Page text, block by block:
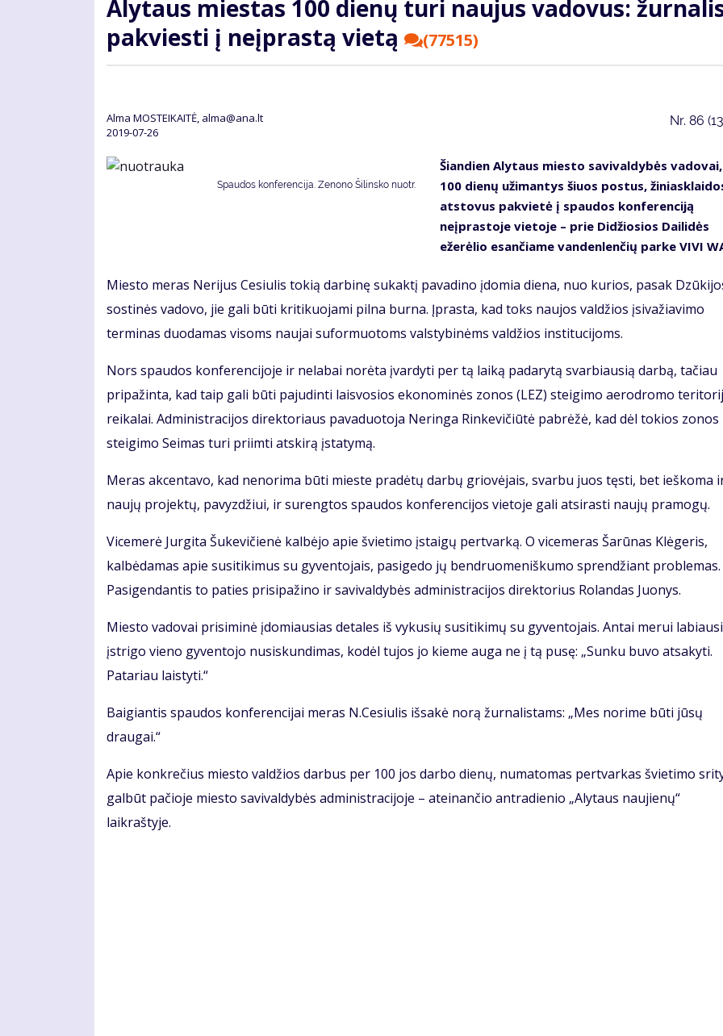
Alytaus miestas 100 dienų turi naujus vadovus:
pakviesti į neįprastą vietą
(77515)
Alma MOSTEIKAITĖ, alma@ana.lt
2019-07-26
Nr. 86
Spaudos konferencija. Zenono Šilinsko nuotr.
Šiandien Alytaus miesto savivaldybės
100 dienų užimantys šiuos postus,
atstovus pakvietė į spaudos konferenciją
neįprastoje vietoje – prie Didžiosios Dailidės
ežerėlio esančiame vandenlenčių parke VIVI
Miesto meras Nerijus Cesiulis tokią darbinę sukaktį pavadino įdomia diena, nuo kurios, pasak
sostinės vadovo, jie gali būti kritikuojami pilna burna. Įprasta, kad toks naujos valdžios įsivažiavimo
terminas duodamas visoms naujai suformuotoms valstybinėms valdžios institucijoms.
Nors spaudos konferencijoje ir nelabai norėta įvardyti per tą laiką padarytą svarbiausią darbą, tačiau
pripažinta, kad taip gali būti pajudinti laisvosios ekonominės zonos (LEZ) steigimo aerodromo
reikalai. Administracijos direktoriaus pavaduotoja Neringa Rinkevičiūtė pabrėžė, kad dėl tokios zonos
steigimo Seimas turi priimti atskirą įstatymą.
Meras akcentavo, kad nenorima būti mieste pradėtų darbų griovėjais, svarbu juos tęsti, bet ieškoma
naujų projektų, pavyzdžiui, ir surengtos spaudos konferencijos vietoje gali atsirasti naujų pramogų.
Vicemerė Jurgita Šukevičienė kalbėjo apie švietimo įstaigų pertvarką. O vicemeras Šarūnas Klėgeris,
kalbėdamas apie susitikimus su gyventojais, pasigedo jų bendruomeniškumo sprendžiant problemas.
Pasigendantis to paties prisipažino ir savivaldybės administracijos direktorius Rolandas Juonys.
Miesto vadovai prisiminė įdomiausias detales iš vykusių susitikimų su gyventojais. Antai merui
įstrigo vieno gyventojo nusiskundimas, kodėl tujos jo kieme auga ne į tą pusę: „Sunku buvo atsakyti.
Patariau laistyti.“
Baigiantis spaudos konferencijai meras N.Cesiulis išsakė norą žurnalistams: „Mes norime būti jūsų
draugai.“
Apie konkrečius miesto valdžios darbus per 100 jos darbo dienų, numatomas pertvarkas švietimo
galbūt pačioje miesto savivaldybės administracijoje – ateinančio antradienio „Alytaus naujienų“
laikraštyje.